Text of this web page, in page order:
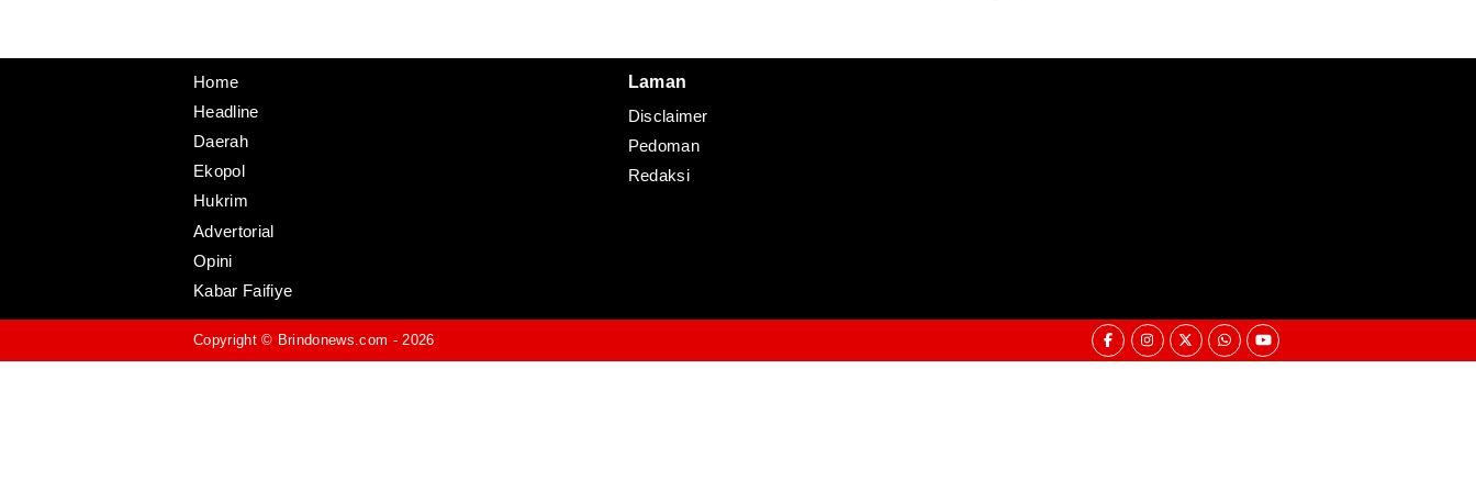
Home
Headline
Daerah
Ekopol
Hukrim
Advertorial
Opini
Kabar Faifiye
Laman
Disclaimer
Pedoman
Redaksi
Copyright © Brindonews.com - 2026